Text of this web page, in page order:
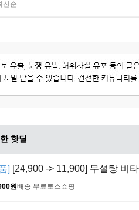
신순
핫딜
] [24,900 -> 11,900] 무설탕 비
원배송 무료 토스쇼핑